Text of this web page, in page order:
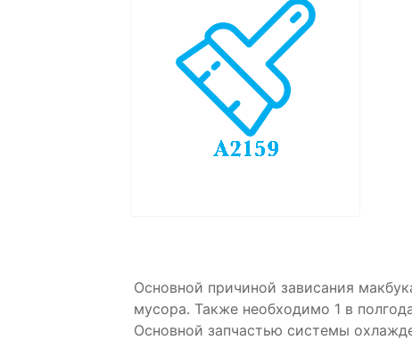
Основной причиной зависания
мусора. Также необходимо 1 в
Основной запчастью системы